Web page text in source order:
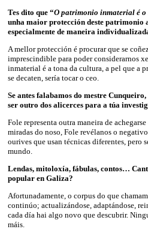
Tes dito que “O patrimonio inmaterial é
unha maior protección deste patrimonio
especialmente de maneira
A mellor protección é procurar que se
imprescindible para poder considerarnos
inmaterial é a tona da cultura, a pel que a
se decaten, sería tocar o ceo.
Se antes falabamos do mestre
ser outro dos alicerces para a túa
Fole representa outra maneira de
miradas do noso, Fole revélanos o
ourives que usan técnicas diferentes, pero
mundo.
Lendas, mitoloxía, fábulas, contos…
popular en Galiza?
Afortunadamente, o corpus do que
continúo; actualizándose, adaptándose,
cada día hai algo novo que descubrir.
máis.